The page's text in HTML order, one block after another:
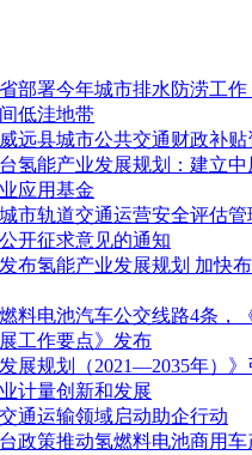
部署今年城市排水防涝工
低洼地带
远县城市公共交通财政补贴
氢能产业发展规划：建立中
应用基金
市轨道交通运营安全评估
开征求意见的通知
布氢能产业发展规划 加快
料电池汽车公交线路4条，
工作要点》发布
发展规划（2021—2035年）
计量创新和发展
通运输领域启动助企行动
政策推动氢燃料电池商用车